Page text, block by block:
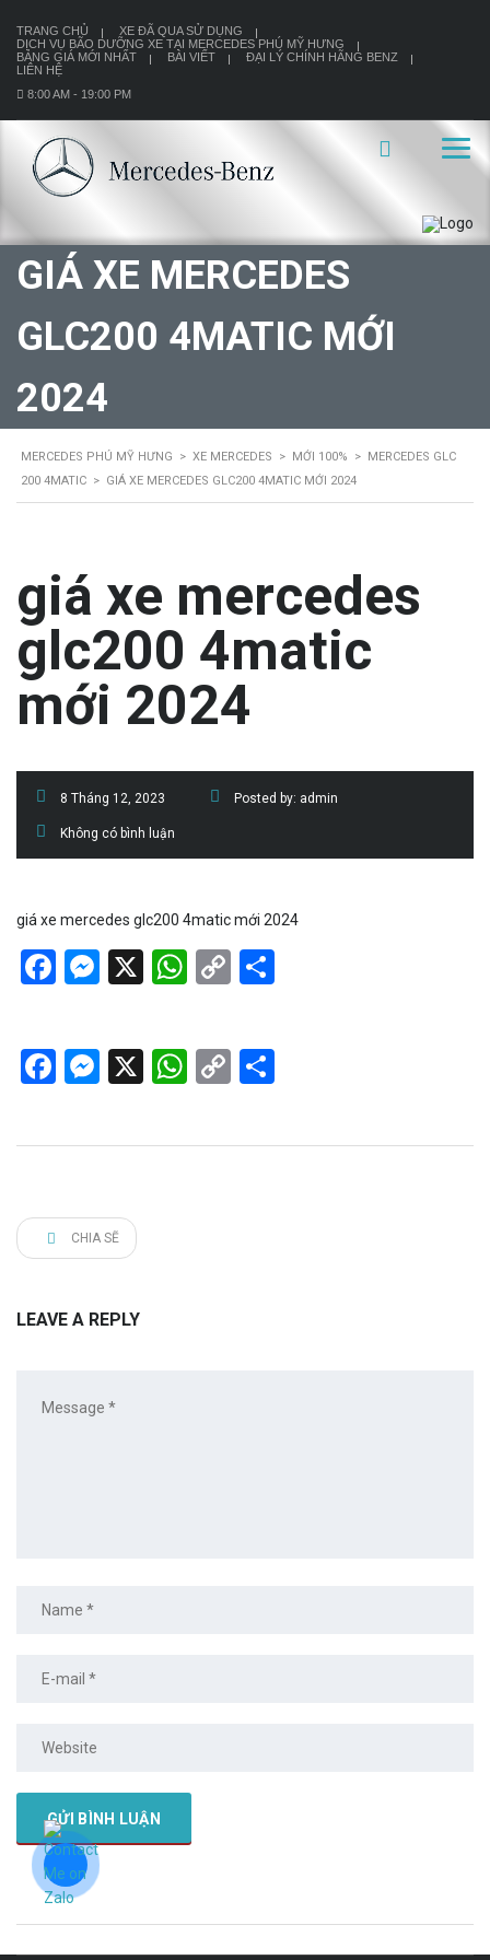
TRANG CHỦ
XE ĐÃ QUA SỬ DỤNG
DỊCH VỤ BÃO DƯỠNG XE TẠI MERCEDES PHÚ MỸ HƯNG
BẢNG GIÁ MỚI NHẤT
BÀI VIẾT
ĐẠI LÝ CHÍNH HÃNG BENZ
LIÊN HỆ
8:00 AM - 19:00 PM
GIÁ XE MERCEDES
GLC200 4MATIC MỚI
2024
MERCEDES PHÚ MỸ HƯNG > XE MERCEDES > MỚI 100% >
MERCEDES GLC
200 4MATIC > GIÁ XE MERCEDES GLC200 4MATIC MỚI 2024
giá xe mercedes
glc200 4matic
mới 2024
8 Tháng 12, 2023 Posted by: admin
Không có bình luận
giá xe mercedes glc200 4matic mới 2024
Facebook
Messenger
X WhatsApp
Copy
Facebook
Messenger
X WhatsApp
Copy
CHIA SẼ
LEAVE A REPLY